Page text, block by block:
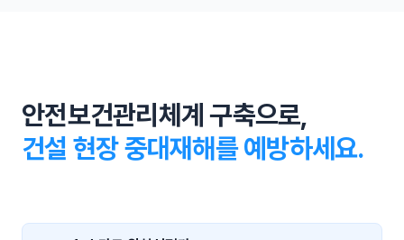
안전보건관리체계 구축으로,
건설 현장 중대재해를 예방하세요.